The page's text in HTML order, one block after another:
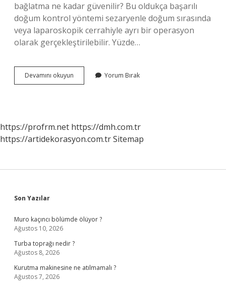
bağlatma ne kadar güvenilir? Bu oldukça başarılı
doğum kontrol yöntemi sezaryenle doğum sırasında
veya laparoskopik cerrahiyle ayrı bir operasyon
olarak gerçekleştirilebilir. Yüzde…
Devamını okuyun Tüplerin
Bağlanması
Yorum Bırak
https://profrm.net https://dmh.com.tr
https://artidekorasyon.com.trSitemap
Sidebar
Son Yazılar
Muro kaçıncı bölümde ölüyor ?
Ağustos 10, 2026
Turba toprağı nedir ?
Ağustos 8, 2026
Kurutma makinesine ne atılmamalı ?
Ağustos 7, 2026